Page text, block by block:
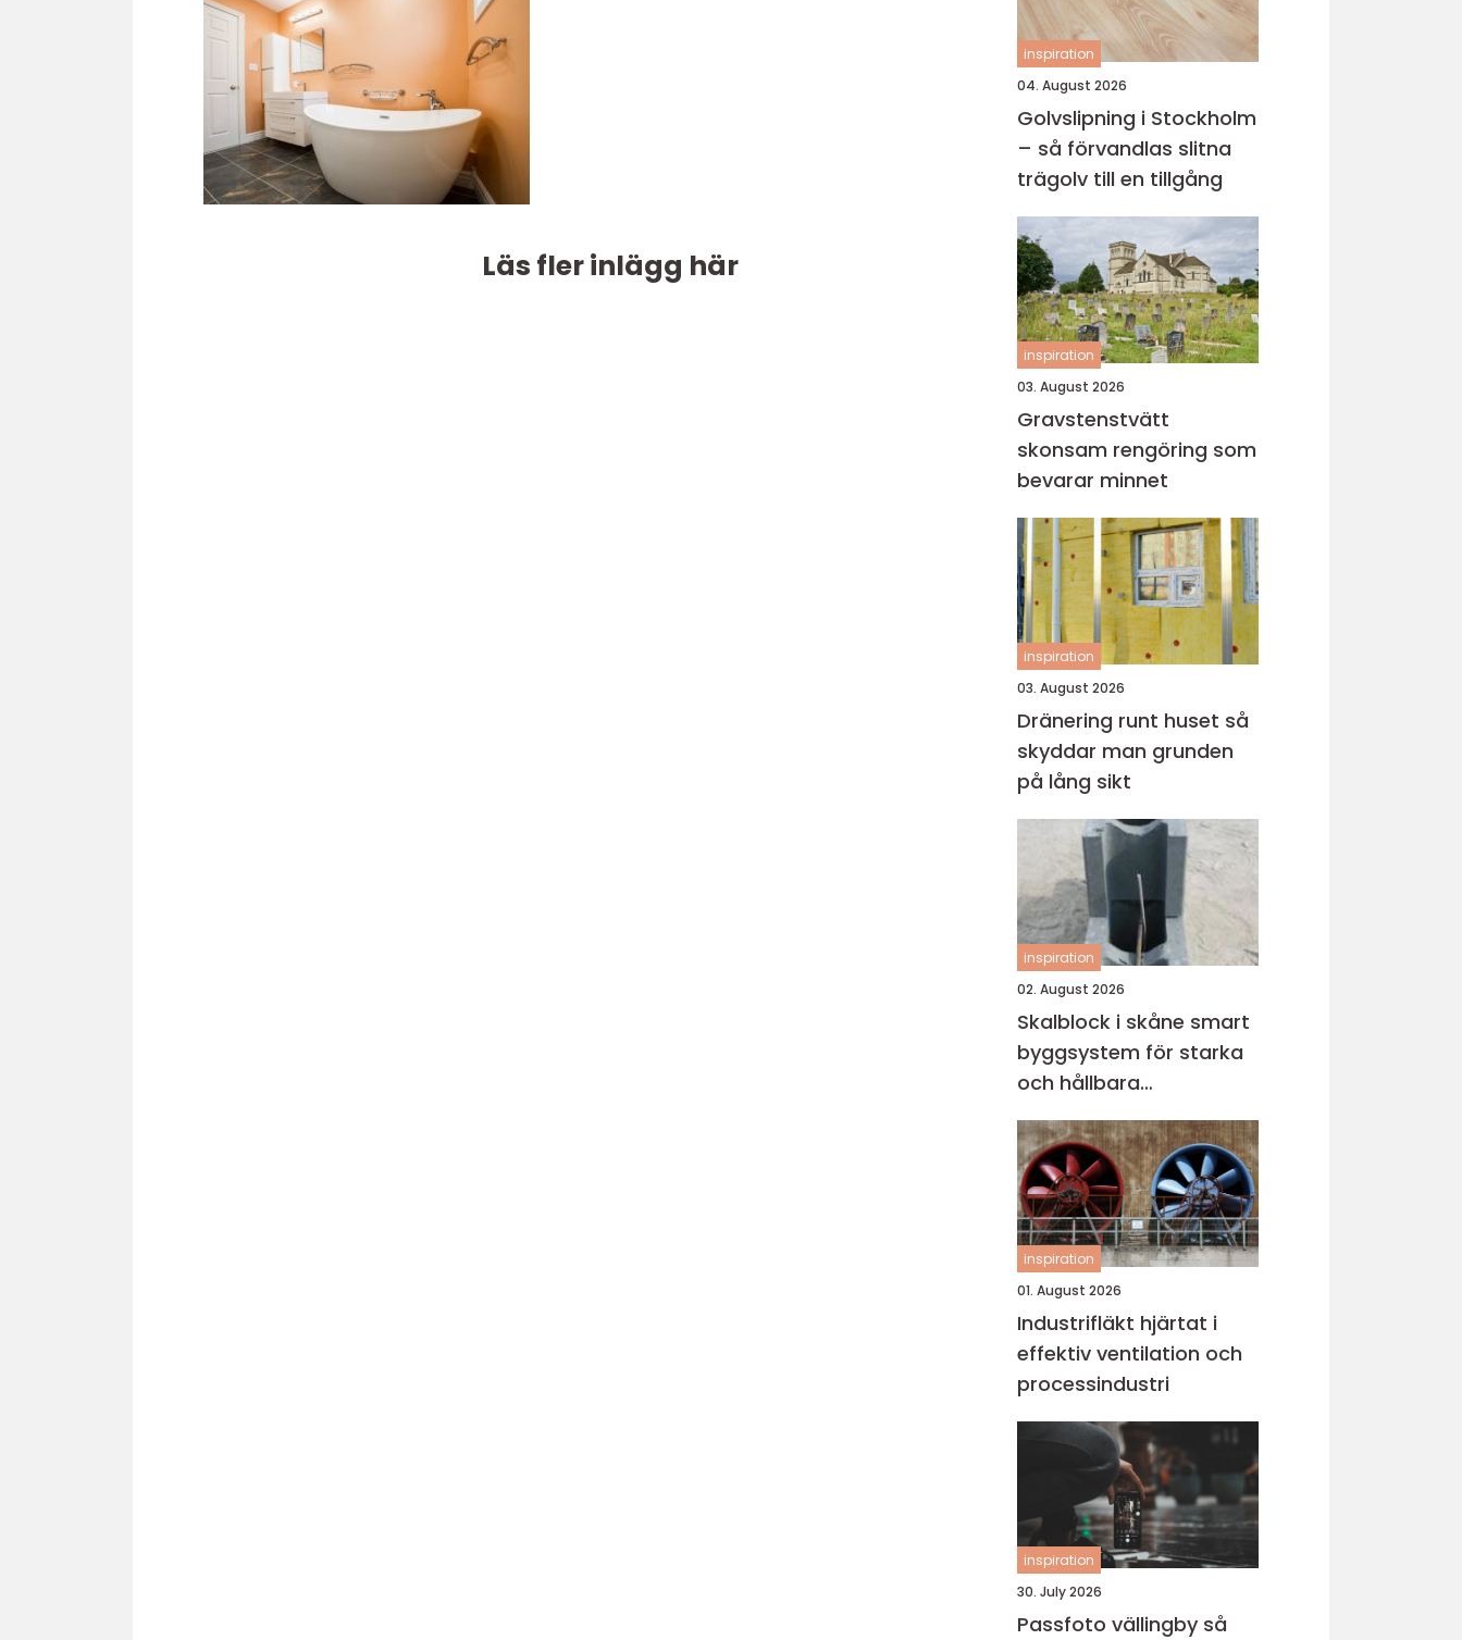
Läs fler inlägg här
inspiration
04. August 2026
Golvslipning i Stockholm
– så förvandlas slitna
trägolv till en tillgång
inspiration
03. August 2026
Gravstenstvätt
skonsam rengöring som
bevarar minnet
inspiration
03. August 2026
Dränering runt huset så
skyddar man grunden
på lång sikt
inspiration
02. August 2026
Skalblock i skåne smart
byggsystem för starka
och hållbara
konstruktioner
inspiration
01. August 2026
Industrifläkt hjärtat i
effektiv ventilation och
processindustri
inspiration
30. July 2026
Passfoto vällingby så